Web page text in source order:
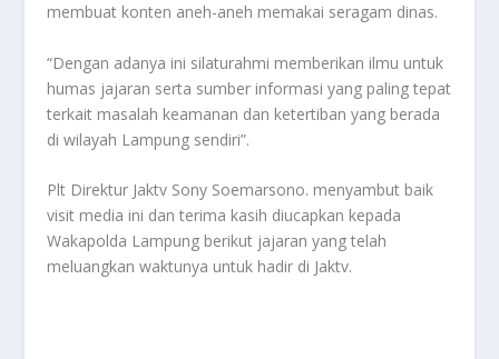
membuat konten aneh-aneh memakai seragam dinas.
“Dengan adanya ini silaturahmi memberikan ilmu untuk
humas jajaran serta sumber informasi yang paling tepat
terkait masalah keamanan dan ketertiban yang berada
di wilayah Lampung sendiri”.
Plt Direktur Jaktv Sony Soemarsono. menyambut baik
visit media ini dan terima kasih diucapkan kepada
Wakapolda Lampung berikut jajaran yang telah
meluangkan waktunya untuk hadir di Jaktv.